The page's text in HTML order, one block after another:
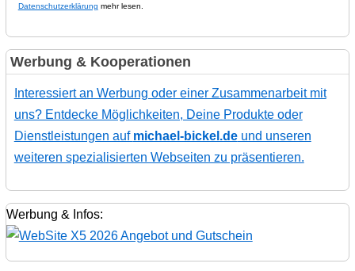
Datenschutzerklärung mehr lesen.
Werbung & Kooperationen
Interessiert an Werbung oder einer Zusammenarbeit mit
uns? Entdecke Möglichkeiten, Deine Produkte oder
Dienstleistungen auf michael-bickel.deund unseren
weiteren spezialisierten Webseiten zu präsentieren.
Werbung & Infos: